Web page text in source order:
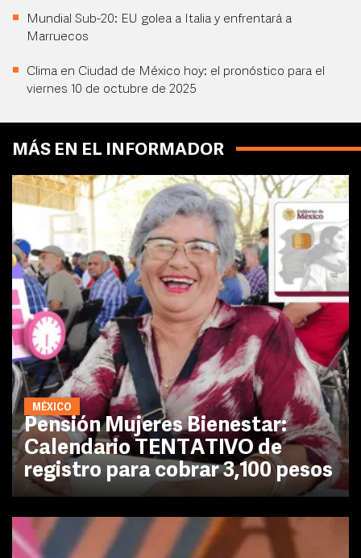
Mundial Sub-20: EU golea a Italia y enfrentará a
Marruecos
Clima en Ciudad de México hoy: el pronóstico para el
viernes 10 de octubre de 2025
MÁS EN EL INFORMADOR
MÉXICO
Pensión Mujeres Bienestar:
Calendario TENTATIVO de
registro para cobrar 3,100 pesos